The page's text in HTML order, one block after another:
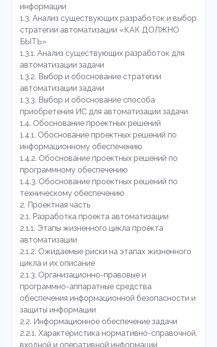
информации
1.3. Анализ существующих разработок и выбор
стратегии автоматизации «КАК ДОЛЖНО
БЫТЬ»
1.3.1. Анализ существующих разработок для
автоматизации задачи
1.3.2. Выбор и обоснование стратегии
автоматизации задачи
1.3.3. Выбор и обоснование способа
приобретения ИС для автоматизации задачи
1.4. Обоснование проектных решений
1.4.1. Обоснование проектных решений по
информационному обеспечению
1.4.2. Обоснование проектных решений по
программному обеспечению
1.4.3. Обоснование проектных решений по
техническому обеспечению
2. Проектная часть
2.1. Разработка проекта автоматизации
2.1.1. Этапы жизненного цикла проекта
автоматизации
2.1.2. Ожидаемые риски на этапах жизненного
цикла и их описание
2.1.3. Организационно-правовые и
программно-аппаратные средства
обеспечения информационной безопасности и
защиты информации
2.2. Информационное обеспечение задачи
2.2.1. Характеристика нормативно-справочной,
входной и оперативной информации